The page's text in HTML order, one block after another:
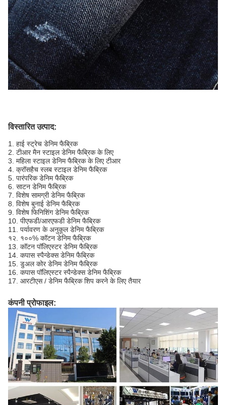
विस्तारित उत्पाद:
1. हाई स्ट्रेच डेनिम फैब्रिक
2. टीआर मैन स्टाइल डेनिम फैब्रिक के लिए
3. महिला स्टाइल डेनिम फैब्रिक के लिए टीआर
4. क्रॉसहैच स्लब स्टाइल डेनिम फैब्रिक
5. पारंपरिक डेनिम फैब्रिक
6. साटन डेनिम फैब्रिक
7. विशेष सामग्री डेनिम फैब्रिक
8. विशेष बुनाई डेनिम फैब्रिक
9. विशेष फिनिशिंग डेनिम फैब्रिक
10. पीएफडी/आरएफडी डेनिम फैब्रिक
11. पर्यावरण के अनुकूल डेनिम फैब्रिक
१२. १००% कॉटन डेनिम फैब्रिक
13. कॉटन पॉलिएस्टर डेनिम फैब्रिक
14. कपास स्पैन्डेक्स डेनिम फैब्रिक
15. डुअल कोर डेनिम डेनिम फैब्रिक
16. कपास पॉलिएस्टर स्पैन्डेक्स डेनिम फैब्रिक
17. आरटीएस / डेनिम फैब्रिक शिप करने के लिए तैयार
कंपनी प्रोफाइल: